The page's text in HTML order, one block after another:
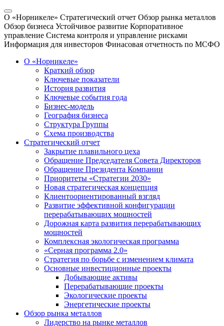
О «Норникеле» Стратегический отчет Обзор рынка металлов
Обзор бизнеса Устойчивое развитие Корпоративное
управление Система контроля и управление рисками
Информация для инвесторов Финасовая отчетность по МСФО
О «Норникеле»
Краткий обзор
Ключевые показатели
История развития
Ключевые события года
Бизнес-модель
География бизнеса
Структура Группы
Схема производства
Стратегический отчет
Закрытие плавильного цеха
Обращение Председателя Совета Директоров
Обращение Президента Компании
Приоритеты «Стратегии 2030»
Новая стратегическая концепция
Клиентоориентированный взгляд
Развитие эффективной конфигурации
перерабатывающих мощностей
Дорожная карта развития перерабатывающих
мощностей
Комплексная экологическая программа
«Серная программа 2.0»
Стратегия по борьбе с изменением климата
Основные инвестиционные проекты
Добывающие активы
Перерабатывающие проекты
Экологические проекты
Энергетические проекты
Обзор рынка металлов
Лидерство на рынке металлов